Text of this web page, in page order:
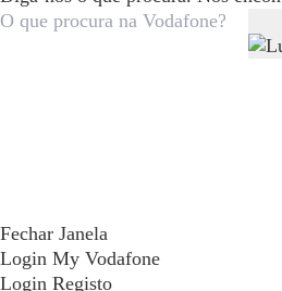
Fechar Janela
Login My Vodafone
Login Registo